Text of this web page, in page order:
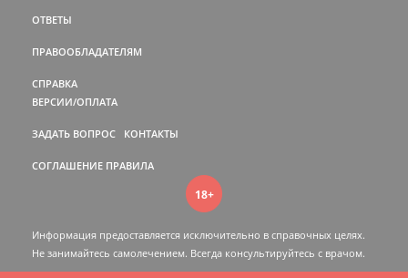
ОТВЕТЫ
ПРАВООБЛАДАТЕЛЯМ
СПРАВКА
ВЕРСИИ/ОПЛАТА
ЗАДАТЬ ВОПРОС КОНТАКТЫ
СОГЛАШЕНИЕ ПРАВИЛА
18+
Информация предоставляется исключительно в справочных целях.
Не занимайтесь самолечением. Всегда консультируйтесь c врачом.